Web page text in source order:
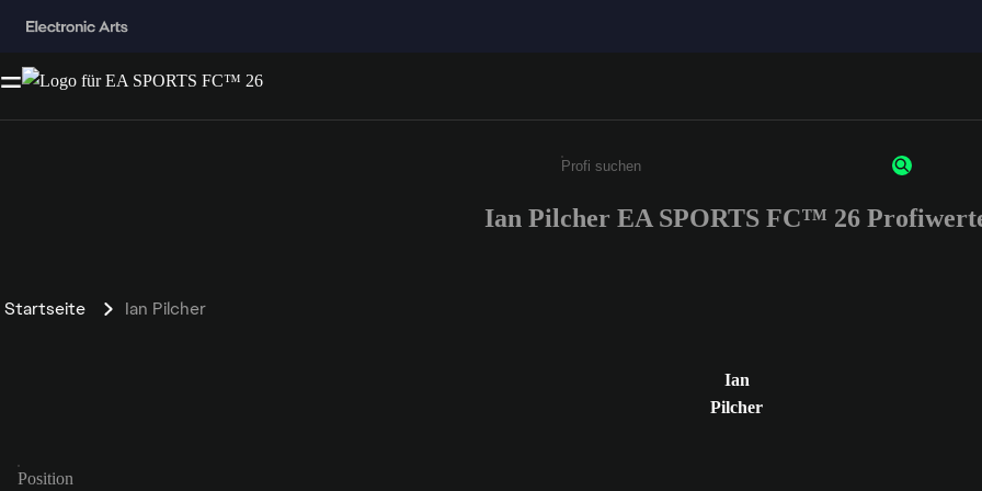
Gib mindestens 3 Zeichen oder Ziffern ein
Ian Pilcher EA SPORTS FC™ 26
Startseite Ian Pilcher
Ian
Pilcher
Position